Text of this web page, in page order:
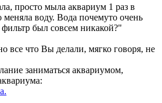
просто мыла аквариум 1 раз в
меняла воду. Вода почемуто очень
был совсем никакой?"
все что Вы делали, мягко говоря, не
заниматься аквариумом,